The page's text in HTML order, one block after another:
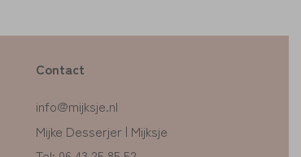
Contact
info@mijksje.nl
Mijke Desserjer | Mijksje